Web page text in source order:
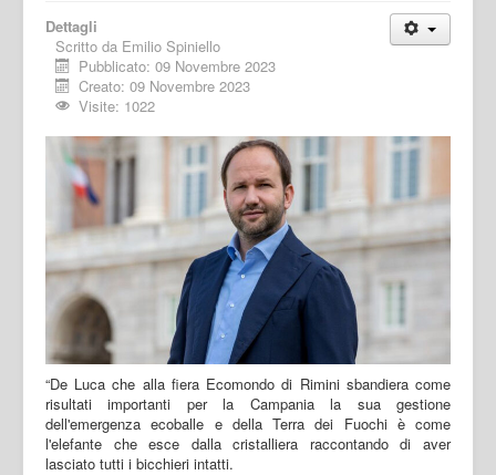
Dettagli
Scritto da Emilio Spiniello
Pubblicato: 09 Novembre 2023
Creato: 09 Novembre 2023
Visite: 1022
“De Luca che alla fiera Ecomondo di Rimini sbandiera come
risultati importanti per la Campania la sua gestione
dell'emergenza ecoballe e della Terra dei Fuochi è come
l'elefante che esce dalla cristalliera raccontando di aver
lasciato tutti i bicchieri intatti.